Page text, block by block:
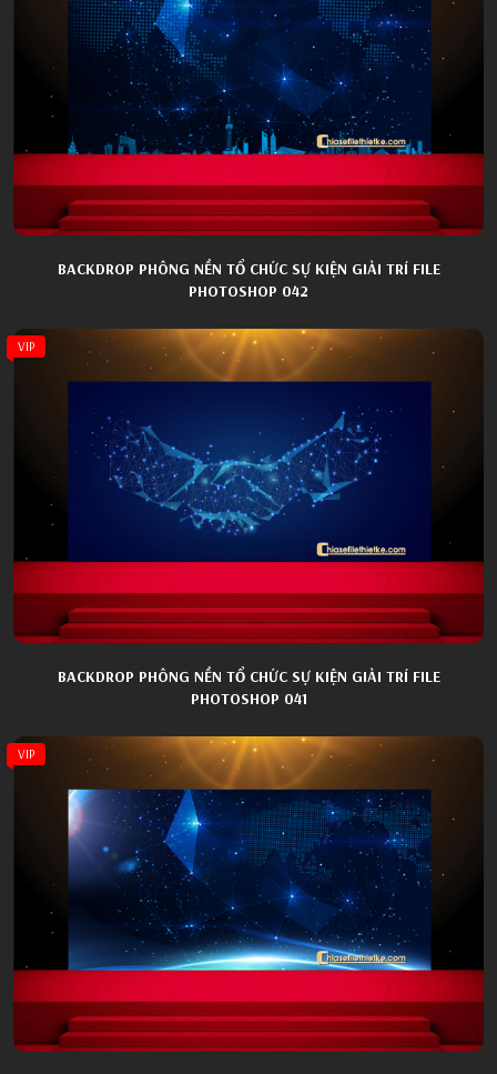
BACKDROP PHÔNG NỀN TỔ CHỨC SỰ KIỆN GIẢI TRÍ FILE
PHOTOSHOP 042
VIP
BACKDROP PHÔNG NỀN TỔ CHỨC SỰ KIỆN GIẢI TRÍ FILE
PHOTOSHOP 041
VIP